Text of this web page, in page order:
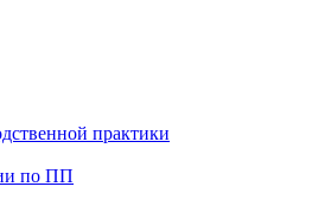
практики
по ПП